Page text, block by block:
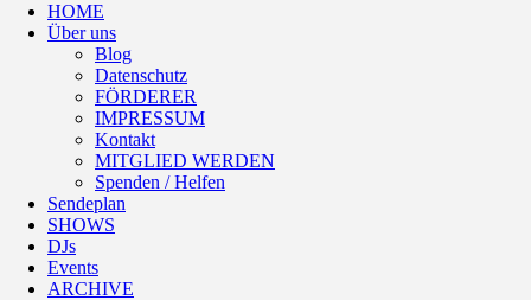
HOME
Über uns
Blog
Datenschutz
FÖRDERER
IMPRESSUM
Kontakt
MITGLIED WERDEN
Spenden / Helfen
Sendeplan
SHOWS
DJs
Events
ARCHIVE